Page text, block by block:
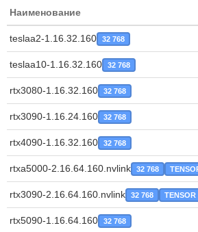
Наименование
teslaa2-1.16.32.160 32 768
teslaa10-1.16.32.160 32 768
rtx3080-1.16.32.160 32 768
rtx3090-1.16.24.160 32 768
rtx4090-1.16.32.160 32 768
rtxa5000-2.16.64.160.nvlink 32 768
rtx3090-2.16.64.160.nvlink 32 768 TENSOR
rtx5090-1.16.64.160 32 768